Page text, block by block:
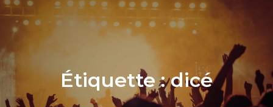
Étiquette :dicé